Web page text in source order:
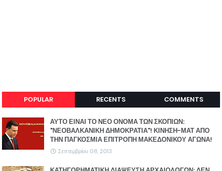
POPULAR RECENTS COMMENTS
ΑΥΤΟ ΕΙΝΑΙ ΤΟ ΝΕΟ ΟΝΟΜΑ ΤΩΝ ΣΚΟΠΙΩΝ:
"ΝΕΟΒΑΛΚΑΝΙΚΗ ΔΗΜΟΚΡΑΤΙΑ"! ΚΙΝΗΣΗ-ΜΑΤ ΑΠΟ
ΤΗΝ ΠΑΓΚΟΣΜΙΑ ΕΠΙΤΡΟΠΗ ΜΑΚΕΔΟΝΙΚΟΥ ΑΓΩΝΑ!
Σεπτεμβρίου 08, 2013